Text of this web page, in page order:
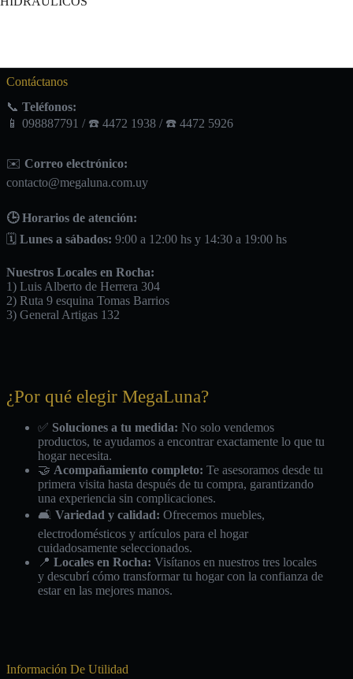
Contáctanos
📞 Teléfonos:
📱 098887791 / ☎️ 4472 1938 / ☎️ 4472 5926
✉️ Correo electrónico:
contacto@megaluna.com.uy
🕒 Horarios de atención:
🗓️ Lunes a sábados: 9:00 a 12:00 hs y 14:30 a 19:00 hs
Nuestros Locales en Rocha:
1) Luis Alberto de Herrera 304
2) Ruta 9 esquina Tomas Barrios
3) General Artigas 132
¿Por qué elegir MegaLuna?
✅ Soluciones a tu medida: No solo vendemos
productos, te ayudamos a encontrar exactamente lo que tu
hogar necesita.
🤝 Acompañamiento completo: Te asesoramos desde tu
primera visita hasta después de tu compra, garantizando
una experiencia sin complicaciones.
🛋️ Variedad y calidad: Ofrecemos muebles,
electrodomésticos y artículos para el hogar
cuidadosamente seleccionados.
📍 Locales en Rocha: Visítanos en nuestros tres locales
y descubrí cómo transformar tu hogar con la confianza de
estar en las mejores manos.
Información De Utilidad